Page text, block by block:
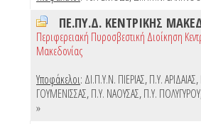
ΠΕ.ΠΥ.Δ. ΚΕΝΤΡΙΚΗΣ
Περιφερειακή Πυροσβεστική Διοίκηση
Μακεδονίας
Υποφάκελοι: ΔΙ.Π.Υ.Ν. ΠΙΕΡΙΑΣ,Π.Υ. ΑΡΙΔΑΙΑΣ,
ΓΟΥΜΕΝΙΣΣΑΣ,Π.Υ. ΝΑΟΥΣΑΣ,Π.Υ. ΠΟΛΥΓΥΡΟΥ
»